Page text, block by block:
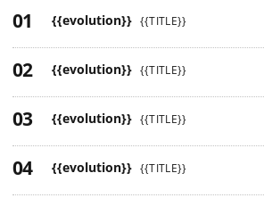
{{evolution}} {{TITLE}}
{{evolution}} {{TITLE}}
{{evolution}} {{TITLE}}
{{evolution}} {{TITLE}}